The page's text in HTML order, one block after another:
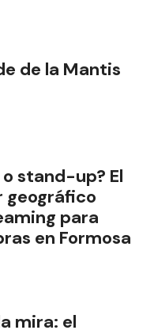
de la Mantis
stand-up? El
geográfico
para
en Formosa
mira: el